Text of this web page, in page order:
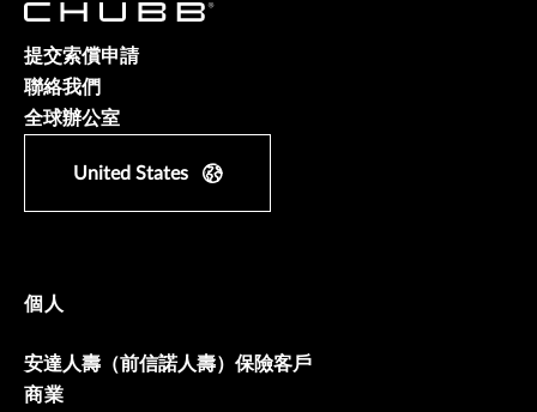
提交索償申請
聯絡我們
全球辦公室
United States
個人
安達人壽（前信諾人壽）保險客戶
商業